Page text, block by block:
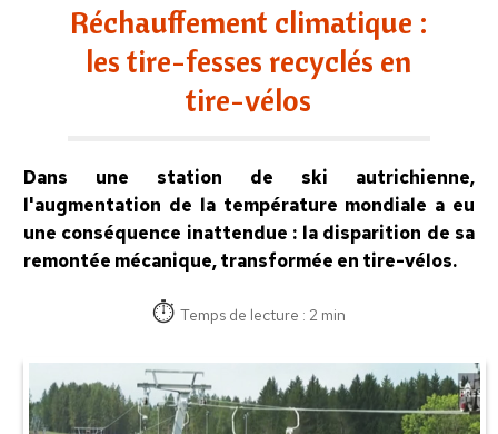
Réchauffement climatique :
les tire-fesses recyclés en
tire-vélos
Dans une station de ski autrichienne,
l'augmentation de la température mondiale a eu
une conséquence inattendue : la disparition de sa
remontée mécanique, transformée en tire-vélos.
Temps de lecture : 2 min